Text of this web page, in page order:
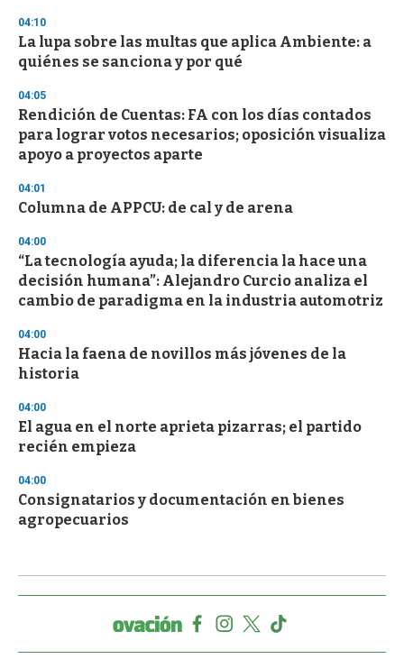
s
e
c
o
d
s
04:10
La lupa sobre las multas que aplica Ambiente: a
quiénes se sanciona y por qué
04:05
Rendición de Cuentas: FA con los días contados
para lograr votos necesarios; oposición visualiza
apoyo a proyectos aparte
04:01
Columna de APPCU: de cal y de arena
04:00
“La tecnología ayuda; la diferencia la hace una
decisión humana”: Alejandro Curcio analiza el
cambio de paradigma en la industria automotriz
04:00
Hacia la faena de novillos más jóvenes de la
historia
04:00
El agua en el norte aprieta pizarras; el partido
recién empieza
04:00
Consignatarios y documentación en bienes
agropecuarios